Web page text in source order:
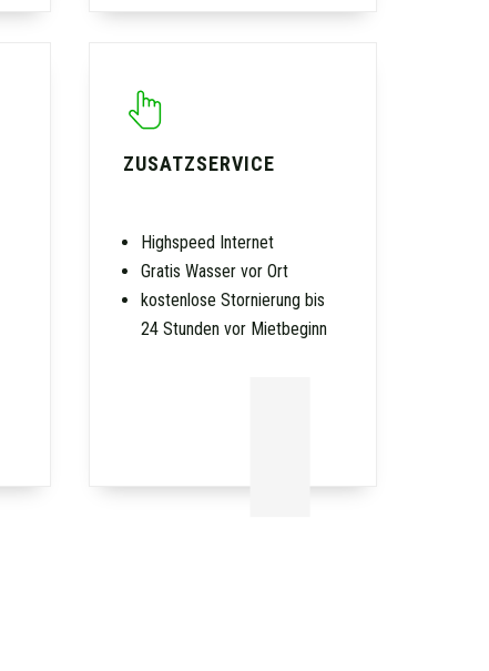
ZUSATZSERVICE
Highspeed Internet
Gratis Wasser vor Ort
kostenlose Stornierung bis
24 Stunden vor Mietbeginn